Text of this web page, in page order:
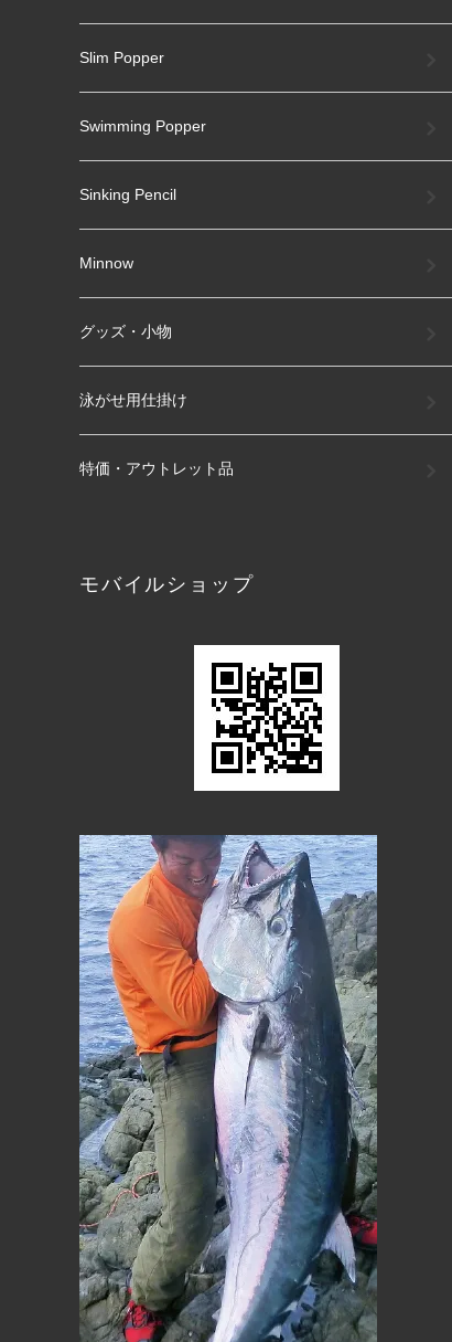
Slim Popper
Swimming Popper
Sinking Pencil
Minnow
グッズ・小物
泳がせ用仕掛け
特価・アウトレット品
モバイルショップ